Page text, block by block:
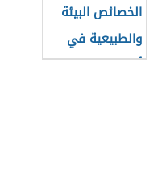
الخصائص البيئة
والطبيعية في
أوقيانوسيا